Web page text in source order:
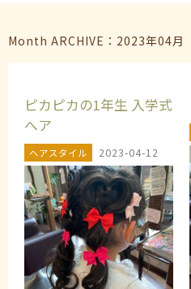
Month ARCHIVE：2023年04月
ピカピカの1年生 入学式
へア
ヘアスタイル 2023-04-12